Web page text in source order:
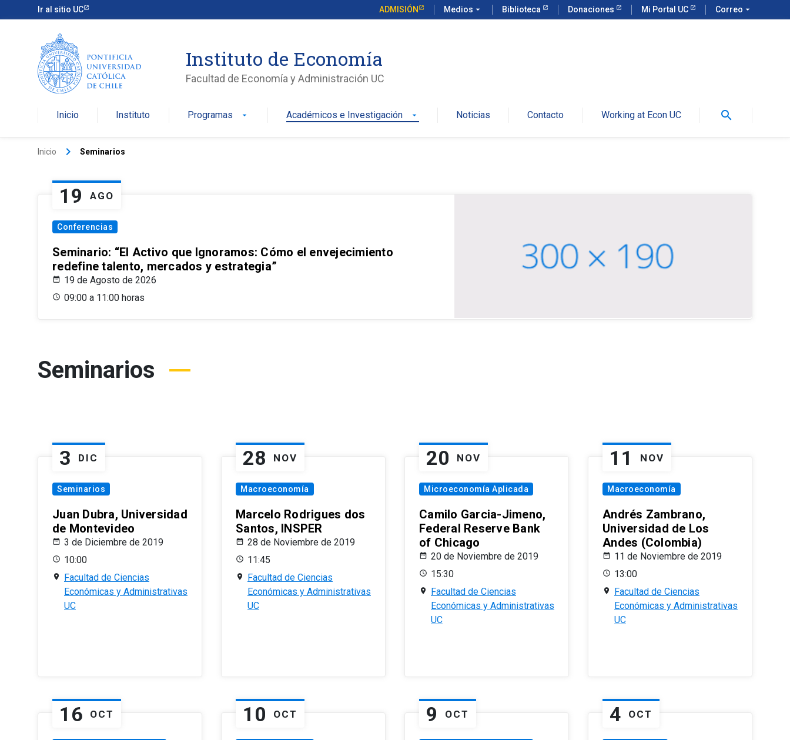
Ir al sitio UC ADMISIÓN Medios arrow_drop_down Biblioteca Donaciones Mi Portal UC Correo arrow_drop_down
Instituto de Economía
Facultad de Economía y Administración UC
Inicio Instituto Programas arrow_drop_down Académicos e Investigación arrow_drop_down Noticias Contacto Working at Econ UC search
Inicio keyboard_arrow_right Seminarios
19 AGO
Conferencias
Seminario: “El Activo que Ignoramos: Cómo el envejecimiento
redefine talento, mercados y estrategia”
19 de Agosto de 2026
09:00 a 11:00 horas
Seminarios
3 DIC
Seminarios
Juan Dubra, Universidad
de Montevideo
3 de Diciembre de 2019
10:00
Facultad de Ciencias
Económicas y Administrativas
UC
28 NOV
Macroeconomía
Marcelo Rodrigues dos
Santos, INSPER
28 de Noviembre de 2019
11:45
Facultad de Ciencias
Económicas y Administrativas
UC
20 NOV
Microeconomía Aplicada
Camilo Garcia-Jimeno,
Federal Reserve Bank
of Chicago
20 de Noviembre de 2019
15:30
Facultad de Ciencias
Económicas y Administrativas
UC
11 NOV
Macroeconomía
Andrés Zambrano,
Universidad de Los
Andes (Colombia)
11 de Noviembre de 2019
13:00
Facultad de Ciencias
Económicas y Administrativas
UC
16 OCT 10 OCT 9 OCT 4 OCT